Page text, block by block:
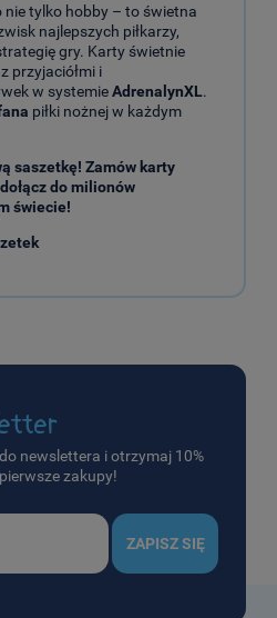
nie tylko hobby – to świetna
najlepszych piłkarzy,
gry. Karty świetnie
przyjaciółmi i
w systemieAdrenalynXL.
piłki nożnej w każdym
saszetkę! Zamów karty
do milionów
świecie!
newslettera i otrzymaj 10%
zakupy!
ZAPISZ SIĘ